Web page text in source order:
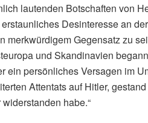
lautenden Botschaften von
Desinteresse an
merkwürdigem Gegensatz zu
und Skandinavien
ein persönliches Versagen im
Attentats auf Hitler,
habe.“